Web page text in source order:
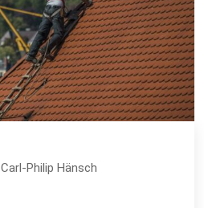
Carl-Philip Hänsch